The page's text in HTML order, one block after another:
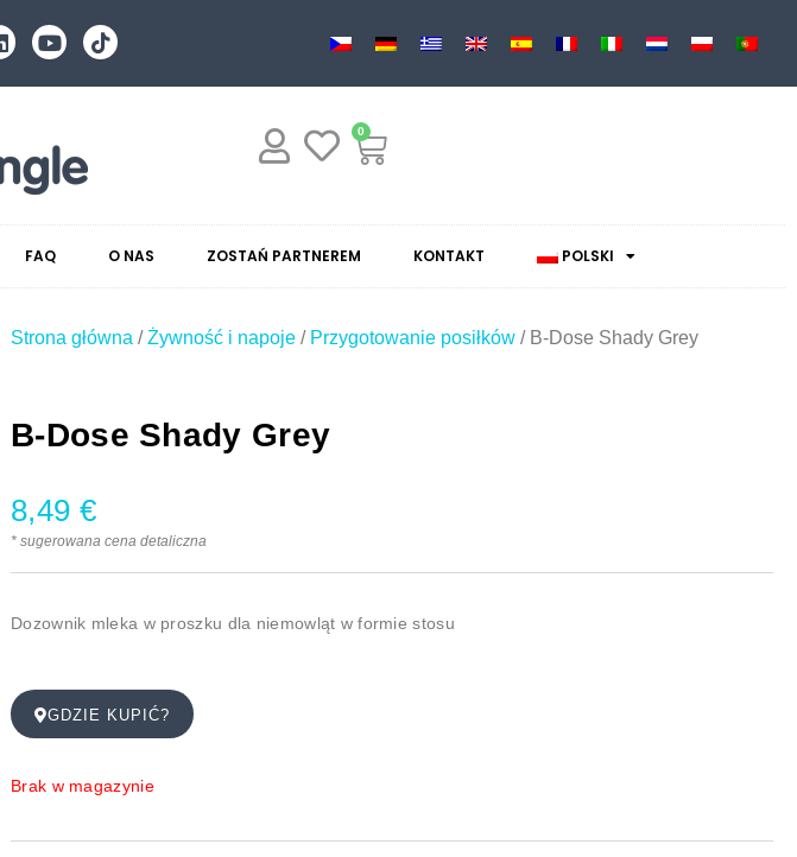
0
FAQ O NAS ZOSTAŃ PARTNEREM KONTAKT POLSKI
Strona główna /Żywność i napoje / Przygotowanie posiłków / B-Dose Shady Grey
B-Dose Shady Grey
8,49 €
* sugerowana cena detaliczna
Dozownik mleka w proszku dla niemowląt w formie stosu
GDZIE KUPIĆ?
Brak w magazynie